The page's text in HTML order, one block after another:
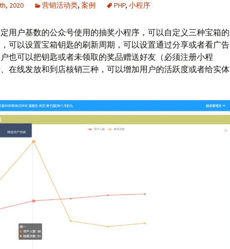
2020 营销活动类, 案例 PHP, 小程序
用户基数的公众号使用的抽奖小程序，可以自定义三种宝箱的
可以设置宝箱钥匙的刷新周期，可以设置通过分享或者看广告
也可以把钥匙或者未领取的奖品赠送好友（必须注册小程
在线发放和到店核销三种，可以增加用户的活跃度或者给实体